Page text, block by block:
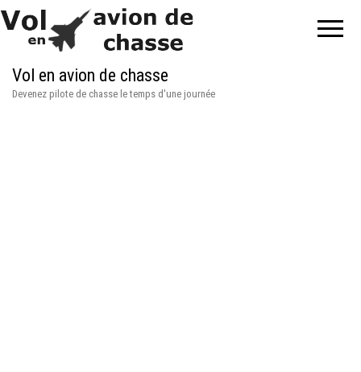
Vol en avion de chasse
Devenez pilote de chasse le temps d'une journée